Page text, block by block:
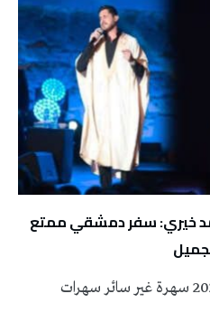
خيري: سفر دمشقي ممتع
كانت سهرة الخميس 6 اوت 2026 سهرة غير سائر سهرات